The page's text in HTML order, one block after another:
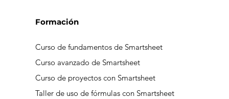
Formación
Curso de fundamentos de Smartsheet
Curso avanzado de Smartsheet
Curso de proyectos con Smartsheet
Taller de uso de fórmulas con Smartsheet